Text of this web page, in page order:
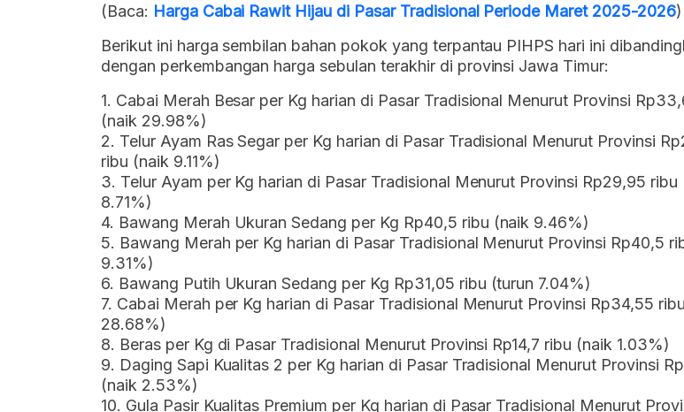
(Baca: Harga Cabai Rawit Hijau di Pasar Tradisional Periode Maret 2025-2026)
Berikut ini harga sembilan bahan pokok yang terpantau PIHPS hari ini
dengan perkembangan harga sebulan terakhir di provinsi Jawa Timur:
1. Cabai Merah Besar per Kg harian di Pasar Tradisional Menurut Provinsi
(naik 29.98%)
2. Telur Ayam Ras Segar per Kg harian di Pasar Tradisional Menurut Provinsi
ribu (naik 9.11%)
3. Telur Ayam per Kg harian di Pasar Tradisional Menurut Provinsi Rp29,95 ribu
8.71%)
4. Bawang Merah Ukuran Sedang per Kg Rp40,5 ribu (naik 9.46%)
5. Bawang Merah per Kg harian di Pasar Tradisional Menurut Provinsi Rp40,5
9.31%)
6. Bawang Putih Ukuran Sedang per Kg Rp31,05 ribu (turun 7.04%)
7. Cabai Merah per Kg harian di Pasar Tradisional Menurut Provinsi Rp34,55
28.68%)
8. Beras per Kg di Pasar Tradisional Menurut Provinsi Rp14,7 ribu (naik 1.03%)
9. Daging Sapi Kualitas 2 per Kg harian di Pasar Tradisional Menurut Provinsi
(naik 2.53%)
10. Gula Pasir Kualitas Premium per Kg harian di Pasar Tradisional Menurut